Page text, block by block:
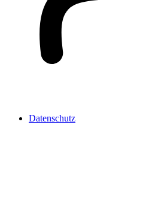
Datenschutz